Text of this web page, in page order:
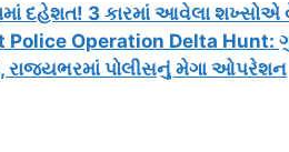
દહેશત! 3 કારમાં આવેલા શખ્સોએ
Police Operation Delta Hunt:
રાજ્યભરમાં પોલીસનું મેગા ઓપરેશન